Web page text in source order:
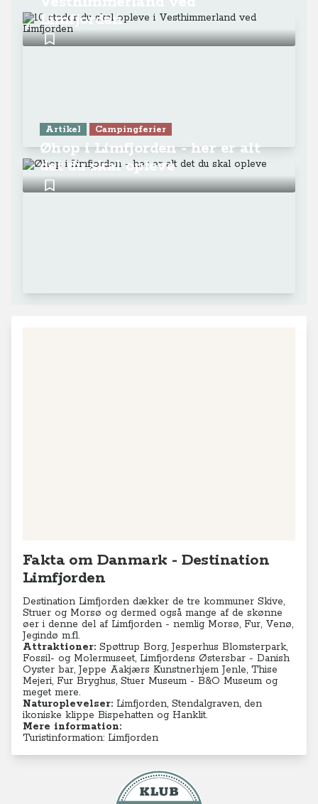
Limfjorden
Artikel Campingferier
Øhop i Limfjorden - her er alt
det du skal opleve
Fakta om Danmark - Destination
Limfjorden
Destination Limfjorden dækker de tre kommuner Skive,
Struer og Morsø og dermed også mange af de skønne
øer i denne del af Limfjorden - nemlig Morsø, Fur, Venø,
Jegindø m.fl.
Attraktioner: Spøttrup Borg, Jesperhus Blomsterpark,
Fossil- og Molermuseet, Limfjordens Østersbar - Danish
Oyster bar, Jeppe Aakjærs Kunstnerhjem Jenle, Thise
Mejeri, Fur Bryghus, Stuer Museum - B&O Museum og
meget mere.
Naturoplevelser: Limfjorden, Stendalgraven, den
ikoniske klippe Bispehatten og Hanklit.
Mere information:
Turistinformation: Limfjorden